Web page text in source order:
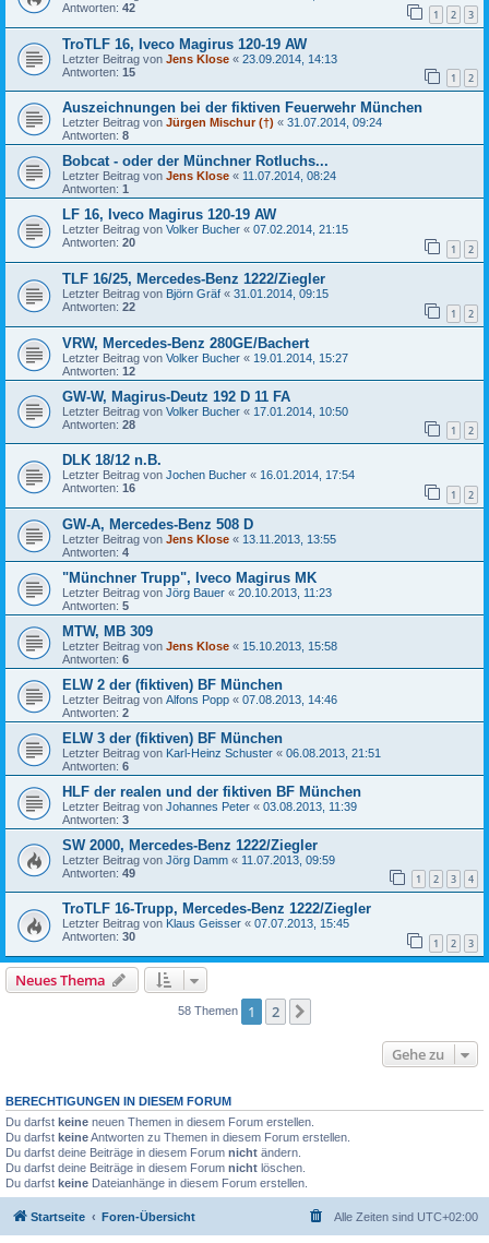
Antworten: 42 1 2 3
TroTLF 16, Iveco Magirus 120-19 AW
Letzter Beitrag von Jens Klose « 23.09.2014, 14:13
Antworten: 15 1 2
Auszeichnungen bei der fiktiven Feuerwehr München
Letzter Beitrag von Jürgen Mischur (†) « 31.07.2014, 09:24
Antworten: 8
Bobcat - oder der Münchner Rotluchs...
Letzter Beitrag von Jens Klose « 11.07.2014, 08:24
Antworten: 1
LF 16, Iveco Magirus 120-19 AW
Letzter Beitrag von Volker Bucher « 07.02.2014, 21:15
Antworten: 20 1 2
TLF 16/25, Mercedes-Benz 1222/Ziegler
Letzter Beitrag von Björn Gräf « 31.01.2014, 09:15
Antworten: 22 1 2
VRW, Mercedes-Benz 280GE/Bachert
Letzter Beitrag von Volker Bucher « 19.01.2014, 15:27
Antworten: 12
GW-W, Magirus-Deutz 192 D 11 FA
Letzter Beitrag von Volker Bucher « 17.01.2014, 10:50
Antworten: 28 1 2
DLK 18/12 n.B.
Letzter Beitrag von Jochen Bucher « 16.01.2014, 17:54
Antworten: 16 1 2
GW-A, Mercedes-Benz 508 D
Letzter Beitrag von Jens Klose « 13.11.2013, 13:55
Antworten: 4
"Münchner Trupp", Iveco Magirus MK
Letzter Beitrag von Jörg Bauer « 20.10.2013, 11:23
Antworten: 5
MTW, MB 309
Letzter Beitrag von Jens Klose « 15.10.2013, 15:58
Antworten: 6
ELW 2 der (fiktiven) BF München
Letzter Beitrag von Alfons Popp « 07.08.2013, 14:46
Antworten: 2
ELW 3 der (fiktiven) BF München
Letzter Beitrag von Karl-Heinz Schuster « 06.08.2013, 21:51
Antworten: 6
HLF der realen und der fiktiven BF München
Letzter Beitrag von Johannes Peter « 03.08.2013, 11:39
Antworten: 3
SW 2000, Mercedes-Benz 1222/Ziegler
Letzter Beitrag von Jörg Damm « 11.07.2013, 09:59
Antworten: 49 1 2 3 4
TroTLF 16-Trupp, Mercedes-Benz 1222/Ziegler
Letzter Beitrag von Klaus Geisser « 07.07.2013, 15:45
Antworten: 30 1 2 3
Neues Thema
58 Themen 1 2
Gehe zu
BERECHTIGUNGEN IN DIESEM FORUM
Du darfst keine neuen Themen in diesem Forum erstellen.
Du darfst keineAntworten zu Themen in diesem Forum erstellen.
Du darfst deine Beiträge in diesem Forum nicht ändern.
Du darfst deine Beiträge in diesem Forum nicht löschen.
Du darfst keine Dateianhänge in diesem Forum erstellen.
Startseite Foren-Übersicht Alle Zeiten sind UTC+02:00